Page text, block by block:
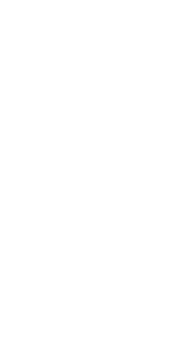
do registo, alerta associação
Lp(a), revela estudo
em doentes não elegíveis para inibidores PD-(L)1
da Bayer